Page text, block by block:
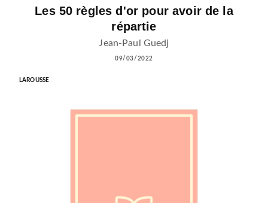
Les 50 règles d'or pour avoir de la
répartie
Jean-Paul Guedj
09/03/2022
LAROUSSE